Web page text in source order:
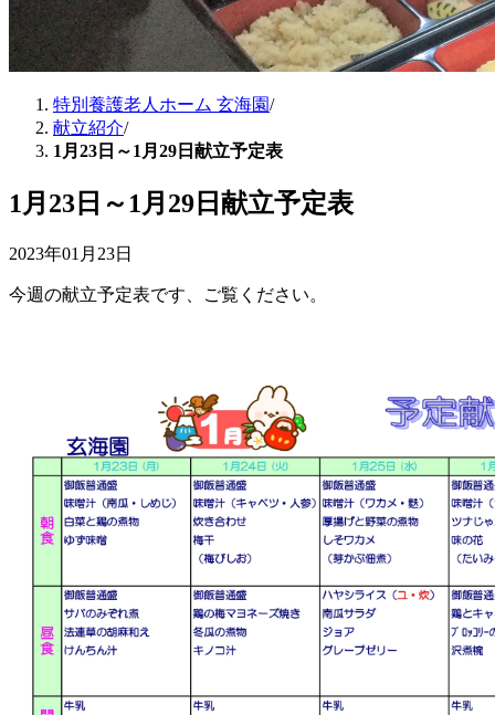
特別養護老人ホーム 玄海園/
献立紹介/
1月23日～1月29日献立予定表
1月23日～1月29日献立予定表
2023年01月23日
今週の献立予定表です、ご覧ください。